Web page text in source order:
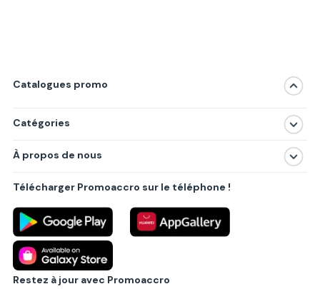
Catalogues promo
Catégories
Produits
Villes principales
À propos de nous
Politique de confidentialité
Règlements
Partenariat B2B
Blog
Contact
Télécharger Promoaccro sur le téléphone !
Restez à jour avec Promoaccro